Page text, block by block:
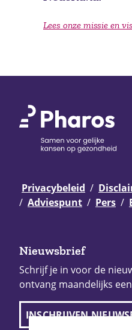
Lees onze missie en
Privacybeleid
Adviespunt
Pers
Nieuwsbrief
Schrijf je in voor de
ontvang maandelijks
INSCHRIJVEN